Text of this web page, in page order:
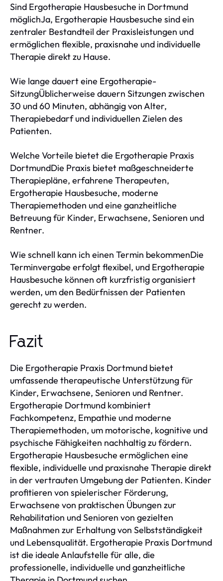
Sind Ergotherapie Hausbesuche in Dortmund
möglichJa, Ergotherapie Hausbesuche sind ein
zentraler Bestandteil der Praxisleistungen und
ermöglichen flexible, praxisnahe und individuelle
Therapie direkt zu Hause.
Wie lange dauert eine Ergotherapie-
SitzungÜblicherweise dauern Sitzungen zwischen
30 und 60 Minuten, abhängig von Alter,
Therapiebedarf und individuellen Zielen des
Patienten.
Welche Vorteile bietet die Ergotherapie Praxis
DortmundDie Praxis bietet maßgeschneiderte
Therapiepläne, erfahrene Therapeuten,
Ergotherapie Hausbesuche, moderne
Therapiemethoden und eine ganzheitliche
Betreuung für Kinder, Erwachsene, Senioren und
Rentner.
Wie schnell kann ich einen Termin bekommenDie
Terminvergabe erfolgt flexibel, und Ergotherapie
Hausbesuche können oft kurzfristig organisiert
werden, um den Bedürfnissen der Patienten
gerecht zu werden.
Fazit
Die Ergotherapie Praxis Dortmund bietet
umfassende therapeutische Unterstützung für
Kinder, Erwachsene, Senioren und Rentner.
Ergotherapie Dortmund kombiniert
Fachkompetenz, Empathie und moderne
Therapiemethoden, um motorische, kognitive und
psychische Fähigkeiten nachhaltig zu fördern.
Ergotherapie Hausbesuche ermöglichen eine
flexible, individuelle und praxisnahe Therapie direkt
in der vertrauten Umgebung der Patienten. Kinder
profitieren von spielerischer Förderung,
Erwachsene von praktischen Übungen zur
Rehabilitation und Senioren von gezielten
Maßnahmen zur Erhaltung von Selbstständigkeit
und Lebensqualität. Ergotherapie Praxis Dortmund
ist die ideale Anlaufstelle für alle, die
professionelle, individuelle und ganzheitliche